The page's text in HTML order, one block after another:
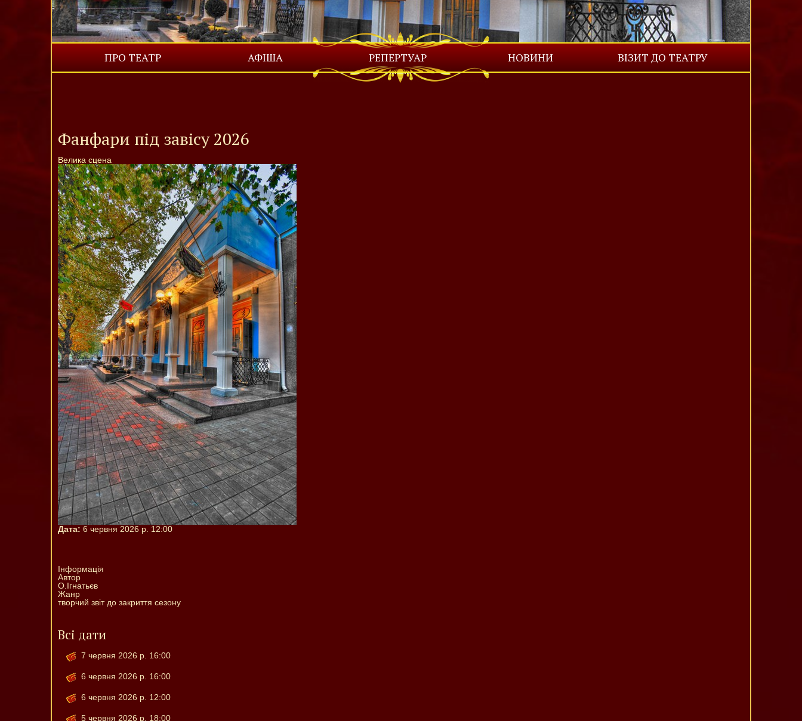
ПРО ТЕАТР АФІША РЕПЕРТУАР НОВИНИ ВІЗИТ ДО ТЕАТРУ
Фанфари під завісу 2026
Велика сцена
Дата: 6 червня 2026 р. 12:00
Інформація
Автор
О.Ігнатьєв
Жанр
творчий звіт до закриття сезону
Всі дати
7 червня 2026 р. 16:00
6 червня 2026 р. 16:00
6 червня 2026 р. 12:00
5 червня 2026 р. 18:00